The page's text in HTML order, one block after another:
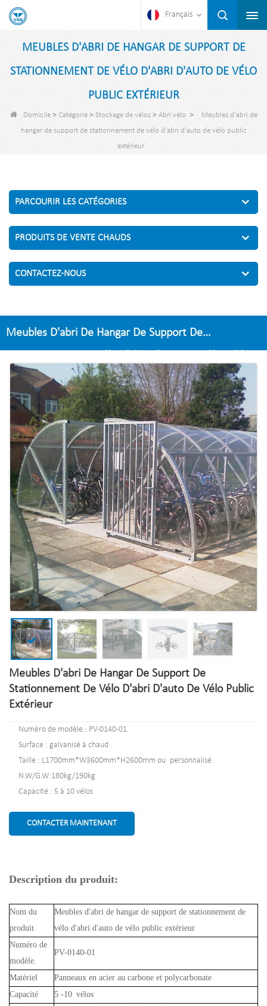
Français
MEUBLES D'ABRI DE HANGAR DE SUPPORT DE
STATIONNEMENT DE VÉLO D'ABRI D'AUTO DE VÉLO
PUBLIC EXTÉRIEUR
Domicile> Catégorie> Stockage de vélos> Abri vélo >
Meubles d'abri de
hangar de support de stationnement de vélo d'abri d'auto de vélo public
extérieur
PARCOURIR LES CATÉGORIES
PRODUITS DE VENTE CHAUDS
CONTACTEZ-NOUS
Meubles D'abri De Hangar De Support De
Extérieur
Meubles D'abri De Hangar De Support De
Stationnement De Vélo D'abri D'auto De Vélo Public
Extérieur
Numéro de modèle : PV-0140-01.
Surface : galvanisé à chaud
Taille : L1700mm*W3600mm*H2600mm ou personnalisé
N.W/G.W:180kg/190kg
Capacité : 5 à 10 vélos
CONTACTER MAINTENANT
Description du produit:
Nom du
produit
Meubles d'abri de hangar de support de stationnement de
vélo d'abri d'auto de vélo public extérieur
Numéro de
modèle.
PV-0140-01
Matériel
Panneaux en acier au carbone et polycarbonate
Capacité
5 -10 vélos